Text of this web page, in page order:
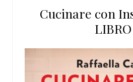
Cucinare con
LIBRO